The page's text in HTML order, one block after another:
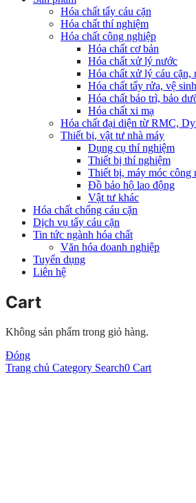
Hóa chất tẩy cáu cặn
Hóa chất thí nghiệm
Hóa chất công nghiệp
Hóa chất cơ bản
Hóa chất xử lý nước
Hóa chất xử lý cáu cặn,
Hóa chất tẩy rửa, vệ
Hóa chất bảo trì, bảo
Hóa chất xi mạ
Hóa chất đại diện từ RMC,
Thiết bị, vật tư nhà máy
Dụng cụ thí nghiệm
Thiết bị thí nghiệm
Thiết bị, máy móc công
Đồ bảo hộ lao động
Vật tư khác
Hóa chất chống cáu cặn
Dịch vụ tẩy cáu cặn
Tin tức ngành hóa chất
Văn hóa doanh nghiệp
Tuyển dụng
Liên hệ
Cart
Không sản phẩm trong giỏ hàng.
Đóng
Trang chủ Category Search0 Cart